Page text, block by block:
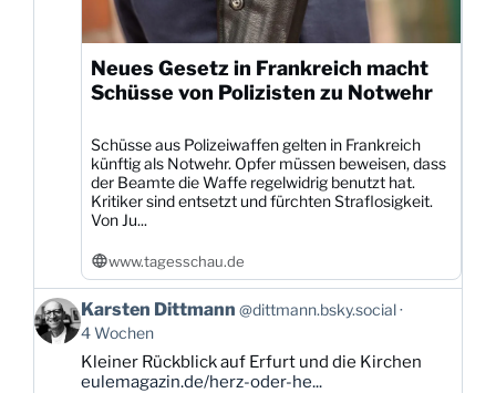
Neues Gesetz in Frankreich macht
Schüsse von Polizisten zu Notwehr
Schüsse aus Polizeiwaffen gelten in Frankreich
künftig als Notwehr. Opfer müssen beweisen, dass
der Beamte die Waffe regelwidrig benutzt hat.
Kritiker sind entsetzt und fürchten Straflosigkeit.
Von Ju...
www.tagesschau.de
Beitrag
von
Karsten
Dittmann
Karsten Dittmann @dittmann.bsky.social
4 Wochen
Kleiner Rückblick auf Erfurt und die Kirchen
eulemagazin.de/herz-oder-he...